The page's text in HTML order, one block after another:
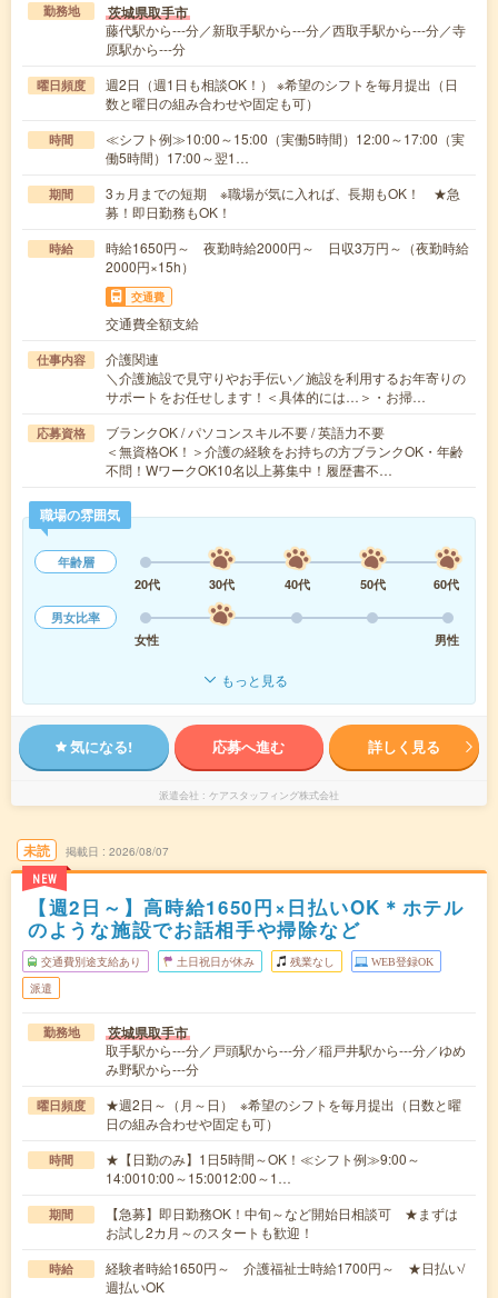
勤務地 茨城県取手市
藤代駅から---分／新取手駅から---分／西取手駅から---分／寺
原駅から---分
曜日頻度
週2日（週1日も相談OK！） ※希望のシフトを毎月提出（日
数と曜日の組み合わせや固定も可）
時間
≪シフト例≫10:00～15:00（実働5時間）12:00～17:00（実
働5時間）17:00～翌1…
期間
3ヵ月までの短期 ※職場が気に入れば、長期もOK！ ★急
募！即日勤務もOK！
時給
時給1650円～ 夜勤時給2000円～ 日収3万円～（夜勤時給
2000円×15h）
交通費
交通費全額支給
仕事内容
介護関連
＼介護施設で見守りやお手伝い／施設を利用するお年寄りの
サポートをお任せします！＜具体的には…＞・お掃…
応募資格
ブランクOK / パソコンスキル不要 / 英語力不要
＜無資格OK！＞介護の経験をお持ちの方ブランクOK・年齢
不問！WワークOK10名以上募集中！履歴書不…
職場の雰囲気
年齢層
20代
30代 40代 50代
60代
男女比率
女性
男性
もっと見る
気になる! 応募へ進む 詳しく見る
派遣会社 ケアスタッフィング株式会社
未読
NEW
掲載日 2026/08/07
【週2日～】高時給1650円×日払いOK＊ホテル
のような施設でお話相手や掃除など
交通費別途支給あり 土日祝日が休み 残業なし WEB登録OK
派遣
勤務地 茨城県取手市
取手駅から---分／戸頭駅から---分／稲戸井駅から---分／ゆめ
み野駅から---分
曜日頻度
★週2日～（月～日） ※希望のシフトを毎月提出（日数と曜
日の組み合わせや固定も可）
時間
★【日勤のみ】1日5時間～OK！≪シフト例≫9:00～
14:0010:00～15:0012:00～1…
期間
【急募】即日勤務OK！中旬～など開始日相談可 ★まずは
お試し2カ月～のスタートも歓迎！
時給
経験者時給1650円～ 介護福祉士時給1700円～ ★日払い/
週払いOK